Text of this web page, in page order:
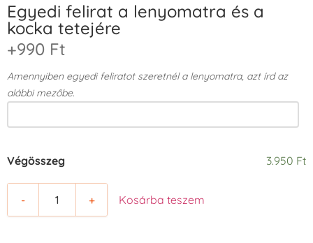
Egyedi felirat a lenyomatra és a
kocka tetejére
+990 Ft
Amennyiben egyedi feliratot szeretnél a lenyomatra, azt írd az
alábbi mezőbe.
Végösszeg 3.950 Ft
- + Kosárba teszem